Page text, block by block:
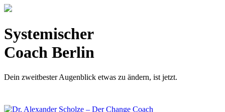
Systemischer
Coach Berlin
Dein zweitbester Augenblick etwas zu ändern, ist jetzt.